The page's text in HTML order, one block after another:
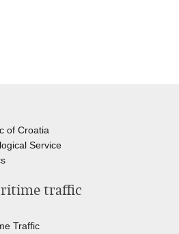
of Croatia
Service
traffic
Traffic